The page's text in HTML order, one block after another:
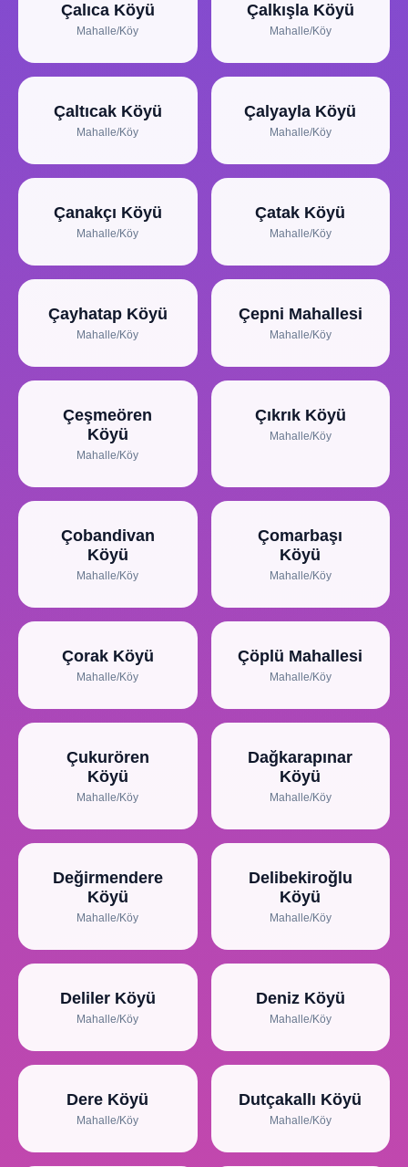
Çalıca Köyü
Mahalle/Köy
Çalkışla Köyü
Mahalle/Köy
Çaltıcak Köyü
Mahalle/Köy
Çalyayla Köyü
Mahalle/Köy
Çanakçı Köyü
Mahalle/Köy
Çatak Köyü
Mahalle/Köy
Çayhatap Köyü
Mahalle/Köy
Çepni Mahallesi
Mahalle/Köy
Çeşmeören
Köyü
Mahalle/Köy
Çıkrık Köyü
Mahalle/Köy
Çobandivan
Köyü
Mahalle/Köy
Çomarbaşı
Köyü
Mahalle/Köy
Çorak Köyü
Mahalle/Köy
Çöplü Mahallesi
Mahalle/Köy
Çukurören
Köyü
Mahalle/Köy
Dağkarapınar
Köyü
Mahalle/Köy
Değirmendere
Köyü
Mahalle/Köy
Delibekiroğlu
Köyü
Mahalle/Köy
Deliler Köyü
Mahalle/Köy
Deniz Köyü
Mahalle/Köy
Dere Köyü
Mahalle/Köy
Dutçakallı Köyü
Mahalle/Köy